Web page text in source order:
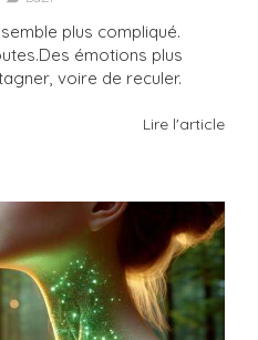
plus compliqué.
émotions plus
voire de reculer.
Lire l'article